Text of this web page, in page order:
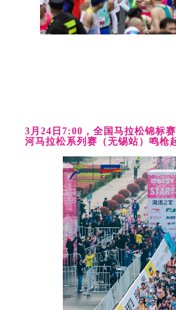
3月24日7:00，全国马拉松锦标
河马拉松系列赛（无锡站）鸣枪